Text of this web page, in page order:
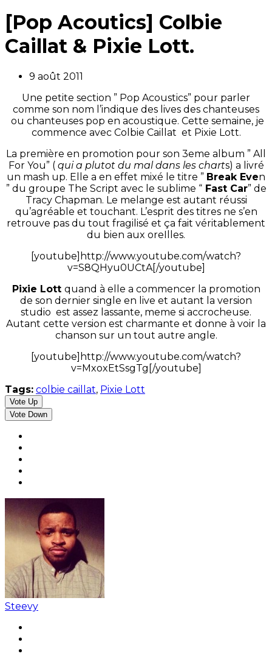
[Pop Acoutics] Colbie
Caillat & Pixie Lott.
9 août 2011
Une petite section ” Pop Acoustics” pour parler
comme son nom l’indique des lives des chanteuses
ou chanteuses pop en acoustique. Cette semaine, je
commence avec Colbie Caillat et Pixie Lott.
La première en promotion pour son 3eme album ” All
For You” (qui a plutot du mal dans les charts) a livré
un mash up. Elle a en effet mixé le titre ” Break Even
” du groupe The Script avec le sublime “Fast Car” de
Tracy Chapman. Le melange est autant réussi
qu’agréable et touchant. L’esprit des titres ne s’en
retrouve pas du tout fragilisé et ça fait véritablement
du bien aux oreIlles.
[youtube]http://www.youtube.com/watch?
v=S8QHyu0UCtA[/youtube]
Pixie Lott quand à elle a commencer la promotion
de son dernier single en live et autant la version
studio est assez lassante, meme si accrocheuse.
Autant cette version est charmante et donne à voir la
chanson sur un tout autre angle.
[youtube]http://www.youtube.com/watch?
v=MxoxEtSsgTg[/youtube]
Tags: colbie caillat, Pixie Lott
Vote Up
Vote Down
Steevy